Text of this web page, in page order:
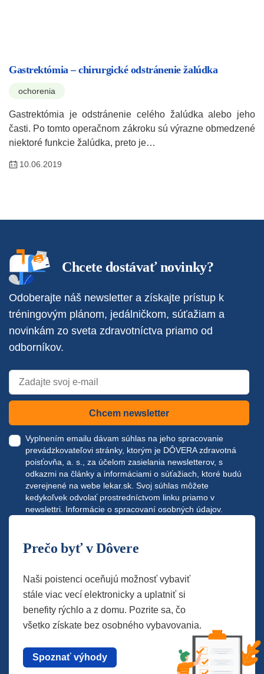
Gastrektómia – chirurgické odstránenie žalúdka
ochorenia
Gastrektómia je odstránenie celého žalúdka alebo jeho
časti. Po tomto operačnom zákroku sú výrazne obmedzené
niektoré funkcie žalúdka, preto je…
10.06.2019
Chcete dostávať novinky?
Odoberajte náš newsletter a získajte prístup k
tréningovým plánom, jedálničkom, súťažiam a
novinkám zo sveta zdravotníctva priamo od
odborníkov.
Chcem newsletter
Vyplnením emailu dávam súhlas na jeho spracovanie
prevádzkovateľovi stránky, ktorým je DÔVERA zdravotná
poisťovňa, a. s., za účelom zasielania newsletterov, s
odkazmi na články a informáciami o súťažiach, ktoré budú
zverejnené na webe lekar.sk . Svoj súhlas môžete
kedykoľvek odvolať prostredníctvom linku priamo v
newslettri. Informácie o spracovaní osobných údajov.
Prečo byť v Dôvere
Naši poistenci oceňujú možnosť vybaviť
stále viac vecí elektronicky a uplatniť si
benefity rýchlo a z domu. Pozrite sa, čo
všetko získate bez osobného vybavovania.
Spoznať výhody